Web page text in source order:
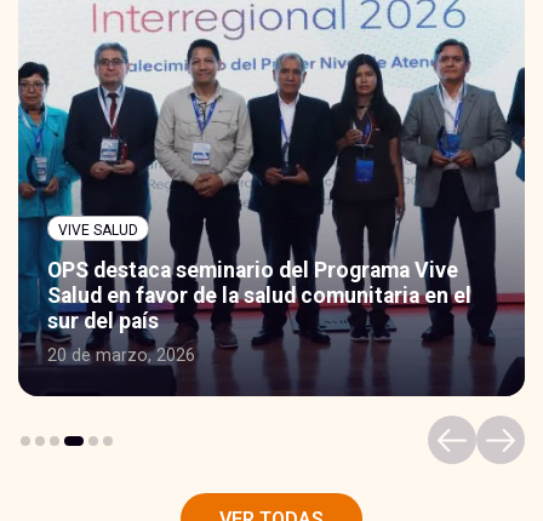
VIVE SALUD
OPS destaca seminario del Programa Vive
Salud en favor de la salud comunitaria en el
sur del país
20 de marzo, 2026